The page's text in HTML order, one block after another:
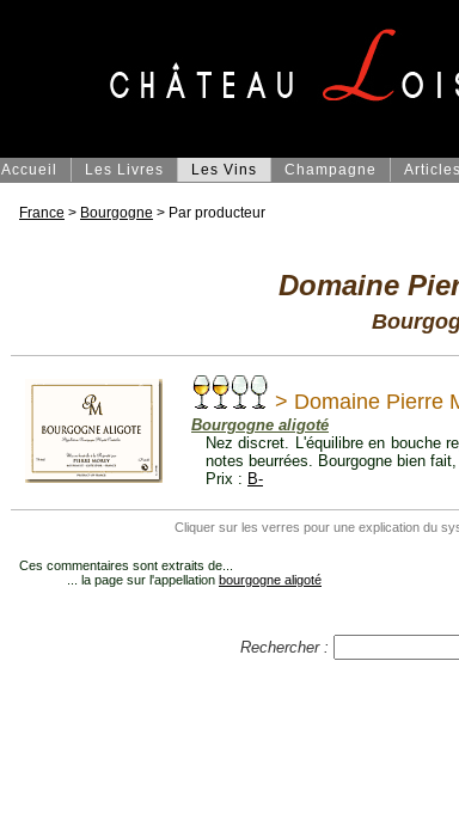
Accueil Les Livres Les Vins Champagne Articles
France > Bourgogne > Par producteur
Domaine
> Domaine Pierre
Bourgogne aligoté
Nez discret. L'équilibre en bouche
notes beurrées. Bourgogne bien
Prix : B-
Cliquer sur les verres pour une explication du
Ces commentaires sont extraits de...
... la page sur l'appellation bourgogne aligoté
Rechercher :